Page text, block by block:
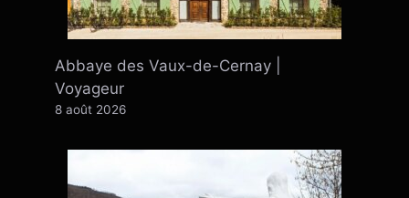
Abbaye des Vaux-de-Cernay |
Voyageur
8 août 2026